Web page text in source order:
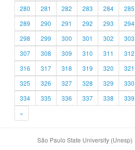
280
281 282 283 284 285
289
290 291 292 293 294
298
299 300 301 302 303
307
308 309 310 311 312
316
317 318 319 320 321
325
326 327 328 329 330
334
335 336 337 338 339
»
São Paulo State University (Unesp)